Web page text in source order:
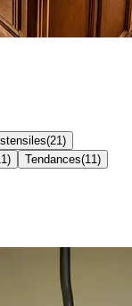
(21 )
) Tendances(11 )